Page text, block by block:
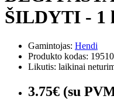
ŠILDYTI - 1
Gamintojas: Hendi
Produkto kodas:
Likutis: laikinai
3.75€ (su